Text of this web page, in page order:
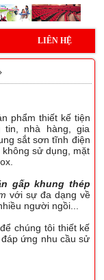
LIÊN HỆ
›
phẩm thiết kế tiện
nhà hàng, gia
sắt sơn tĩnh điện
sử dụng, mặt
gấp khung thép
với sự đa dạng về
người ngồi...
chúng tôi thiết kế
ứng nhu cầu sử